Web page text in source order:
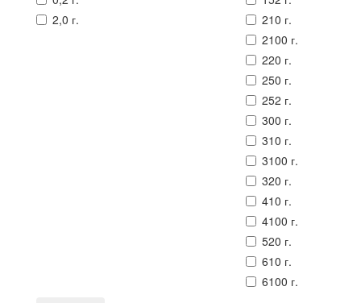
2,0 г.
210 г.
2100 г.
220 г.
250 г.
252 г.
300 г.
310 г.
3100 г.
320 г.
410 г.
4100 г.
520 г.
610 г.
6100 г.